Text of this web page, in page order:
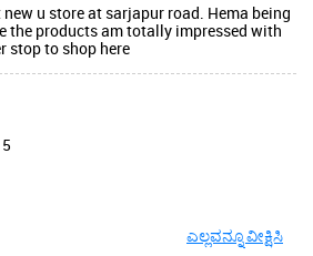
u store at sarjapur road. Hema being
the products am totally impressed with
stop to shop here
5
ಎಲ್ಲವನ್ನೂ ವೀಕ್ಷಿಸಿ